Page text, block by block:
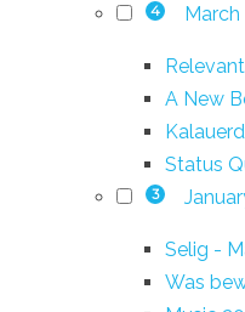
4 March
A New
Status
3
Selig -
Was